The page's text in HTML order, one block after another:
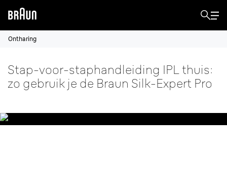
Ontharing
Stap-voor-staphandleiding IPL thuis:
zo gebruik je de Braun Silk-Expert Pro